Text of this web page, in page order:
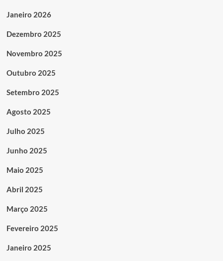
Janeiro 2026
Dezembro 2025
Novembro 2025
Outubro 2025
Setembro 2025
Agosto 2025
Julho 2025
Junho 2025
Maio 2025
Abril 2025
Março 2025
Fevereiro 2025
Janeiro 2025